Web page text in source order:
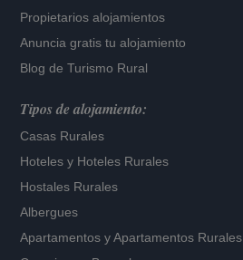
Propietarios alojamientos
Anuncia gratis tu alojamiento
Blog de Turismo Rural
Tipos de alojamiento:
Casas Rurales
Hoteles y Hoteles Rurales
Hostales Rurales
Albergues
Apartamentos yApartamentos Rurales